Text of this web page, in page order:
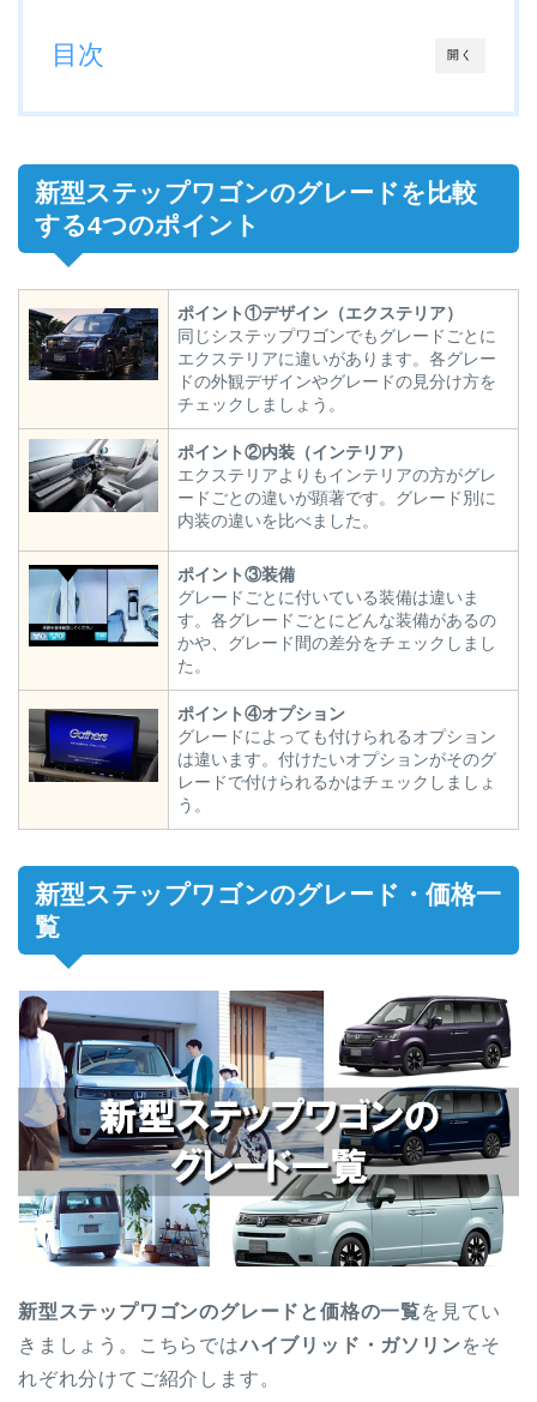
開く
目次
新型ステップワゴンのグレードを比較
する4つのポイント
ポイント①デザイン（エクステリア）
同じシステップワゴンでもグレードごとに
エクステリアに違いがあります。各グレー
ドの外観デザインやグレードの見分け方を
チェックしましょう。
ポイント②内装（インテリア）
エクステリアよりもインテリアの方がグレ
ードごとの違いが顕著です。グレード別に
内装の違いを比べました。
ポイント③装備
グレードごとに付いている装備は違いま
す。各グレードごとにどんな装備があるの
かや、グレード間の差分をチェックしまし
た。
ポイント④オプション
グレードによっても付けられるオプション
は違います。付けたいオプションがそのグ
レードで付けられるかはチェックしましょ
う。
新型ステップワゴンのグレード・価格一
覧
新型ステップワゴンのグレードと価格の一覧を見てい
きましょう。こちらではハイブリッド・ガソリンをそ
れぞれ分けてご紹介します。